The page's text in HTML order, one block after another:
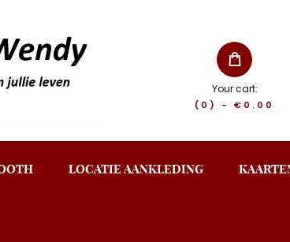
Your cart:
(0) -€0.00
LOCATIE AANKLEDING